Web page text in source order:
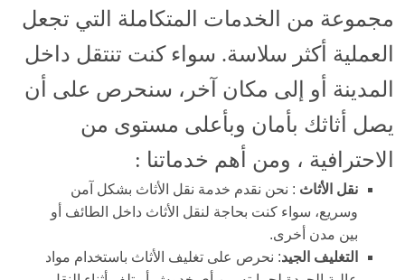
مجموعة من الخدمات المتكاملة التي تجعل
العملية أكثر سلاسة. سواء كنت تنتقل داخل
المدينة أو إلى مكان آخر، سنحرص على أن
يصل أثاثك بأمان وبأعلى مستوى من
الاحترافية ، ومن أهم خدماتنا :
نقل الأثاث : نحن نقدم خدمة نقل الأثاث بشكل آمن
وسريع، سواء كنت بحاجة لنقل الأثاث داخل الطائف أو
بين مدن أخرى.
التغليف الجيد: نحرص على تغليف الأثاث باستخدام مواد